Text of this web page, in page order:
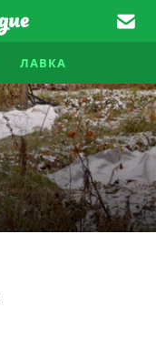
ЛАВКА